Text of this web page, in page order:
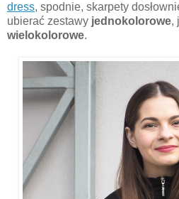
dress, spodnie, skarpety
ubierać zestawy jednokolorowe,
wielokolorowe.